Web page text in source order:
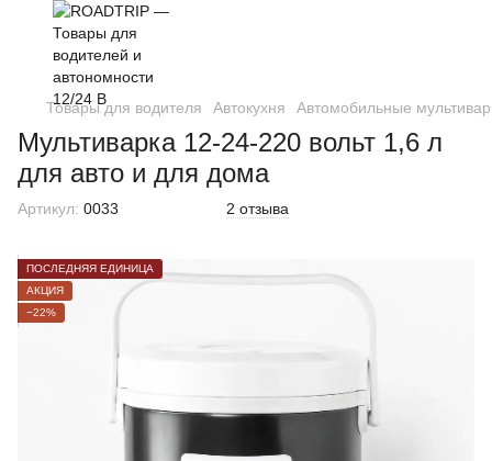
Товары для водителя Автокухня Автомобильные
Мультиварка 12-24-220 вольт 1,6 л
для авто и для дома
Артикул: 0033 2 отзыва
ПОСЛЕДНЯЯ ЕДИНИЦА
АКЦИЯ
−22%